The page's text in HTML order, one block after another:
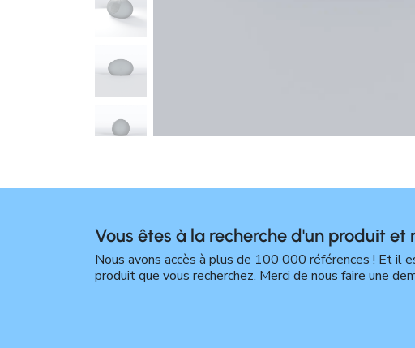
Vous êtes à la recherche d'un produit et
Nous avons accès à plus de 100 000 références ! Et il
produit que vous recherchez. Merci de nous faire une